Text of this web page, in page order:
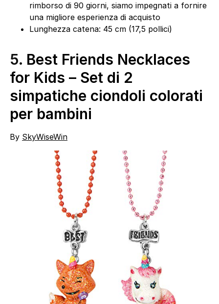
rimborso di 90 giorni, siamo impegnati a fornire
una migliore esperienza di acquisto
Lunghezza catena: 45 cm (17,5 pollici)
5. Best Friends Necklaces
for Kids – Set di 2
simpatiche ciondoli colorati
per bambini
By SkyWiseWin